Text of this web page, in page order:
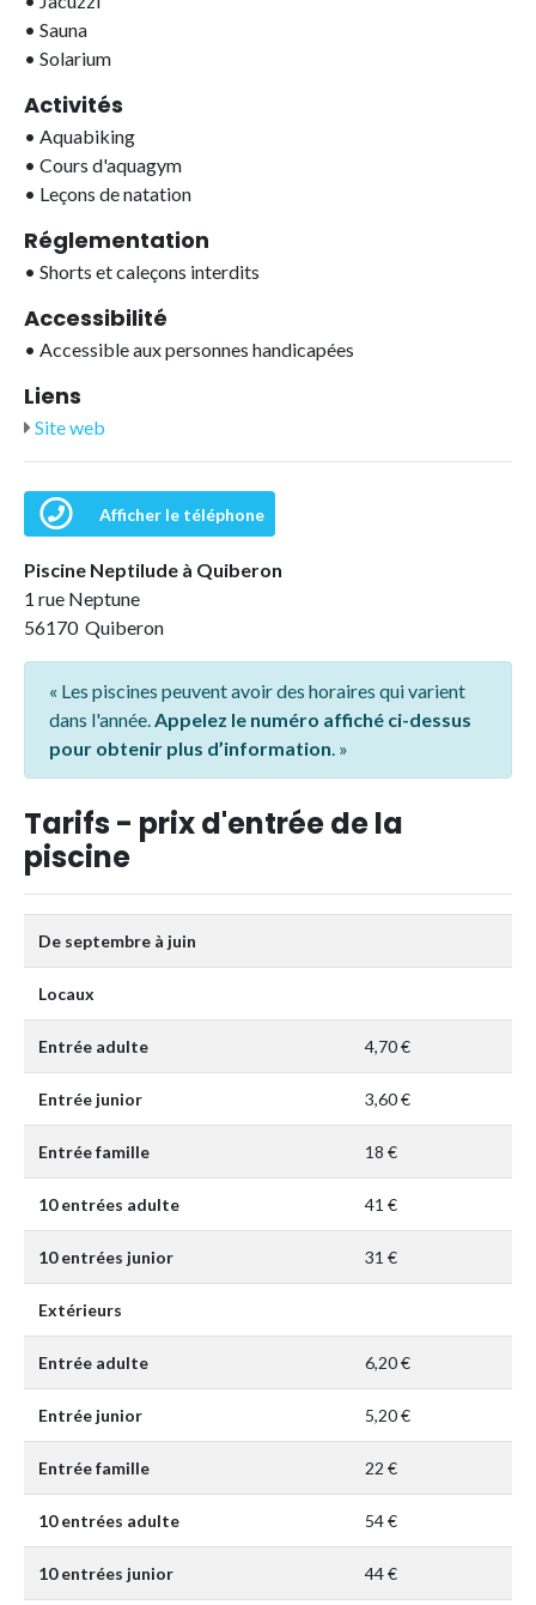
• Sauna
• Solarium
Activités
• Aquabiking
• Cours d'aquagym
• Leçons de natation
Réglementation
• Shorts et caleçons interdits
Accessibilité
• Accessible aux personnes handicapées
Liens
Site web
Afficher le téléphone
Piscine Neptilude à Quiberon
1 rue Neptune
56170 Quiberon
« Les piscines peuvent avoir des horaires qui varient
dans l'année.Appelez le numéro affiché ci-dessus
pour obtenir plus d’information. »
Tarifs - prix d'entrée de la
piscine
De septembre à juin
Locaux
Entrée adulte 4,70 €
Entrée junior 3,60 €
Entrée famille 18 €
10 entrées adulte 41 €
10 entrées junior 31 €
Extérieurs
Entrée adulte 6,20 €
Entrée junior 5,20 €
Entrée famille 22 €
10 entrées adulte 54 €
10 entrées junior 44 €